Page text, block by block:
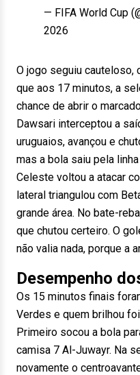
— FIFA World Cup
2026
O jogo seguiu cauteloso,
que aos 17 minutos, a
chance de abrir o
Dawsari interceptou a
uruguaios, avançou e
mas a bola saiu pela
Celeste voltou a atacar
lateral triangulou com
grande área. No bate-
que chutou certeiro. O
não valia nada, porque a
Desempenho
Os 15 minutos finais
Verdes e quem brilhou
Primeiro socou a bola
camisa 7 Al-Juwayr. Na
novamente o